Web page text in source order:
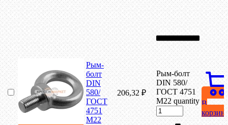
Рым-
болт
DIN
580/
ГОСТ
4751
М22
206,32 ₽
Рым-болт
DIN 580/
ГОСТ 4751
М22 quantity В